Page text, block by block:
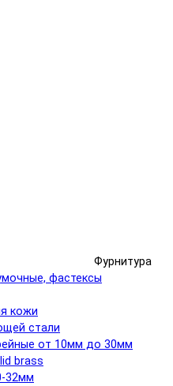
Фурнитура
фастексы
кожи
стали
от 10мм до 30мм
brass
32мм